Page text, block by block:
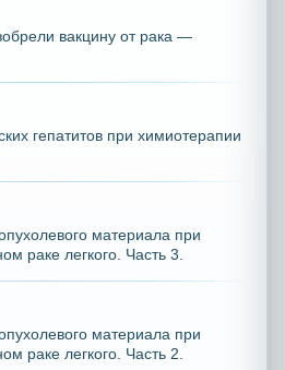
вакцину от рака —
гепатитов при химиотерапии
материала при
раке легкого. Часть 3.
материала при
раке легкого. Часть 2.